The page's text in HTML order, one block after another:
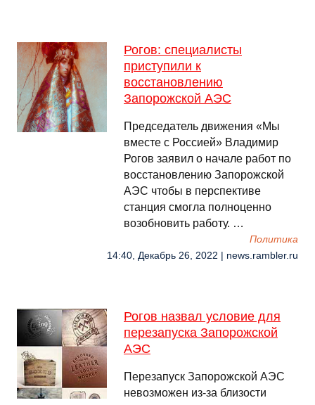
Рогов: специалисты
приступили к
восстановлению
Запорожской АЭС
Председатель движения «Мы
вместе с Россией» Владимир
Рогов заявил о начале работ по
восстановлению Запорожской
АЭС чтобы в перспективе
станция смогла полноценно
возобновить работу. …
Политика
14:40, Декабрь 26, 2022 | news.rambler.ru
Рогов назвал условие для
перезапуска Запорожской
АЭС
Перезапуск Запорожской АЭС
невозможен из-за близости